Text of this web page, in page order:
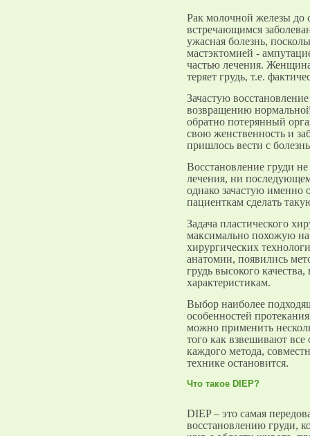
Рак молочной железы до
встречающимся
ужасная болезнь,
мастэктомией -
частью лечения.
теряет грудь, т.е.
Зачастую
возвращению
обратно потерянный
свою женственность и
пришлось вести с
Восстановление груди
лечения, ни
однако зачастую именно
пациенткам сделать
Задача пластического
максимально похожую
хирургических
анатомии, появились
грудь высокого
характеристикам.
Выбор наиболее
особенностей
можно применить
того как взвешивают
каждого метода,
технике остановится.
Что такое DIEP?
DIEP – это самая
восстановлению груди,